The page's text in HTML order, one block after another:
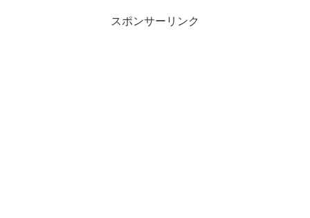
スポンサーリンク